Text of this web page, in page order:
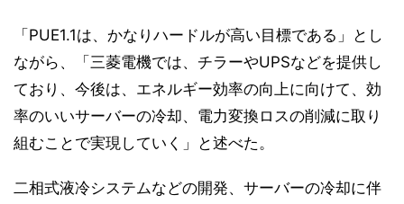
「PUE1.1は、かなりハードルが高い目標である」とし
ながら、「三菱電機では、チラーやUPSなどを提供し
ており、今後は、エネルギー効率の向上に向けて、効
率のいいサーバーの冷却、電力変換ロスの削減に取り
組むことで実現していく」と述べた。
二相式液冷システムなどの開発、サーバーの冷却に伴